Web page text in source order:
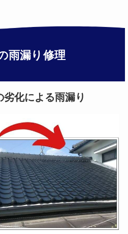
雨漏り修理
劣化による雨漏り